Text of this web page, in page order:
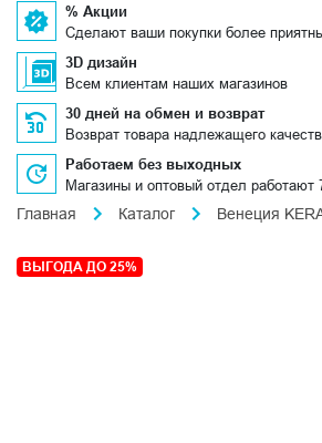
% Акции
Сделают ваши покупки более
3D дизайн
Всем клиентам наших магазинов
30 дней на обмен и возврат
Возврат товара надлежащего
Работаем без выходных
Магазины и оптовый отдел
Главная
Каталог Венеция
ВЫГОДА ДО 25%